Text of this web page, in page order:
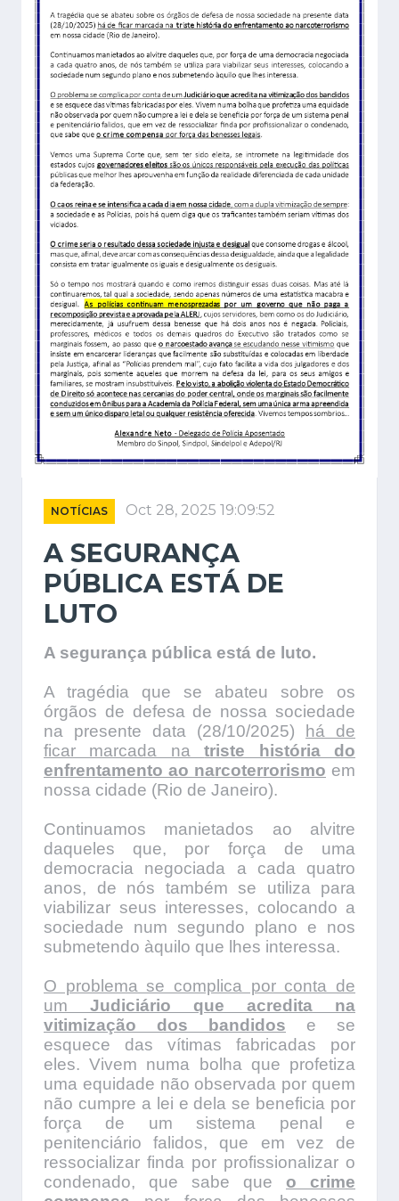
NOTÍCIAS Oct 28, 2025 19:09:52
A SEGURANÇA
PÚBLICA ESTÁ DE
LUTO
A segurança pública está de luto.
A tragédia que se abateu sobre os
órgãos de defesa de nossa sociedade
na presente data (28/10/2025)
há de
ficar marcada natriste história do
enfrentamento ao narcoterrorismo em
nossa cidade (Rio de Janeiro).
Continuamos manietados ao alvitre
daqueles que, por força de uma
democracia negociada a cada quatro
anos, de nós também se utiliza para
viabilizar seus interesses, colocando a
sociedade num segundo plano e nos
submetendo àquilo que lhes interessa.
O problema se complica por conta de
um Judiciário que acredita na
vitimização dos bandidos e se
esquece das vítimas fabricadas por
eles. Vivem numa bolha que profetiza
uma equidade não observada por quem
não cumpre a lei e dela se beneficia por
força de um sistema penal e
penitenciário falidos, que em vez de
ressocializar finda por profissionalizar o
condenado, que sabe que o crime